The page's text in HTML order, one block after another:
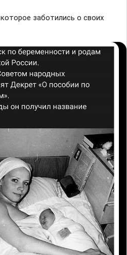
заботились о своих